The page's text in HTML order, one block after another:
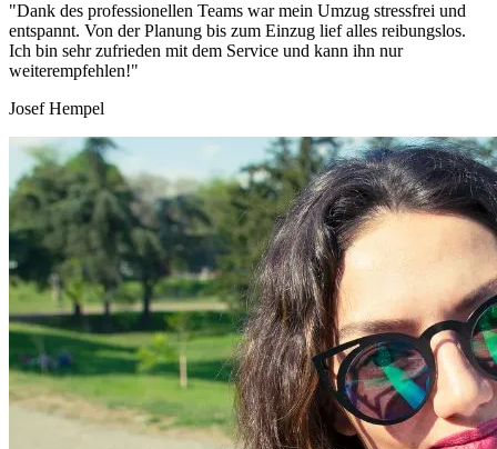
"Dank des professionellen Teams war mein Umzug stressfrei und
entspannt. Von der Planung bis zum Einzug lief alles reibungslos.
Ich bin sehr zufrieden mit dem Service und kann ihn nur
weiterempfehlen!"
Josef Hempel